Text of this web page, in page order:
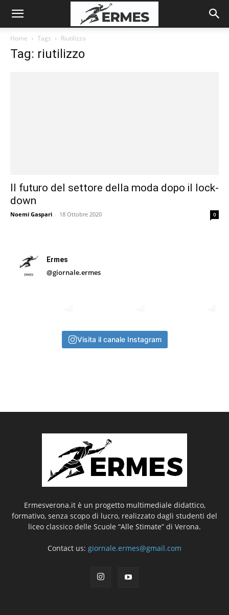
Home Tags Riutilizzo
Tag: riutilizzo
Il futuro del settore della moda dopo il lock-
down
Noemi Gaspari - 18 Ottobre 2020 0
Ermes
@giornale.ermes
Visita il canale Instagram
Ermesverona.it è un progetto multimediale didattico,
formativo, senza scopo di lucro, realizzato dagli studenti del
liceo classico delle Scuole “Alle Stimate” di Verona.
Contact us: giornale.ermes@gmail.com